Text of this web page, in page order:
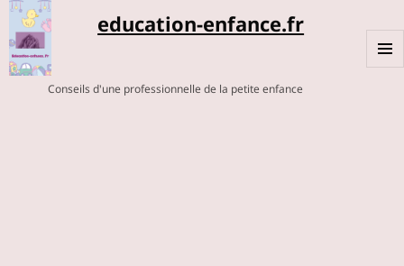
education-enfance.fr
Conseils d'une professionnelle de la petite enfance